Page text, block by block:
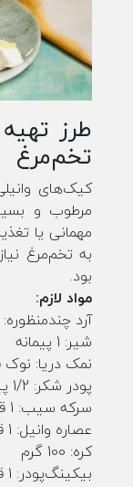
طرز
تخم‌مرغ
کیک‌های
مرطوب و
مهمانی یا
به تخم‌مرغ
بود.
مواد لازم:
آرد چندمنظوره: 2 پیمانه
شیر: 1 پیمانه
نمک دریا:
پودر شکر: 1/2 پیمانه
سرکه سیب: 1 قاشق غذاخوری
عصاره وانیل: 1 قاشق غذاخوری
کره: 100 گرم
بیکینگ‌پودر: 1 قاشق غذاخوری